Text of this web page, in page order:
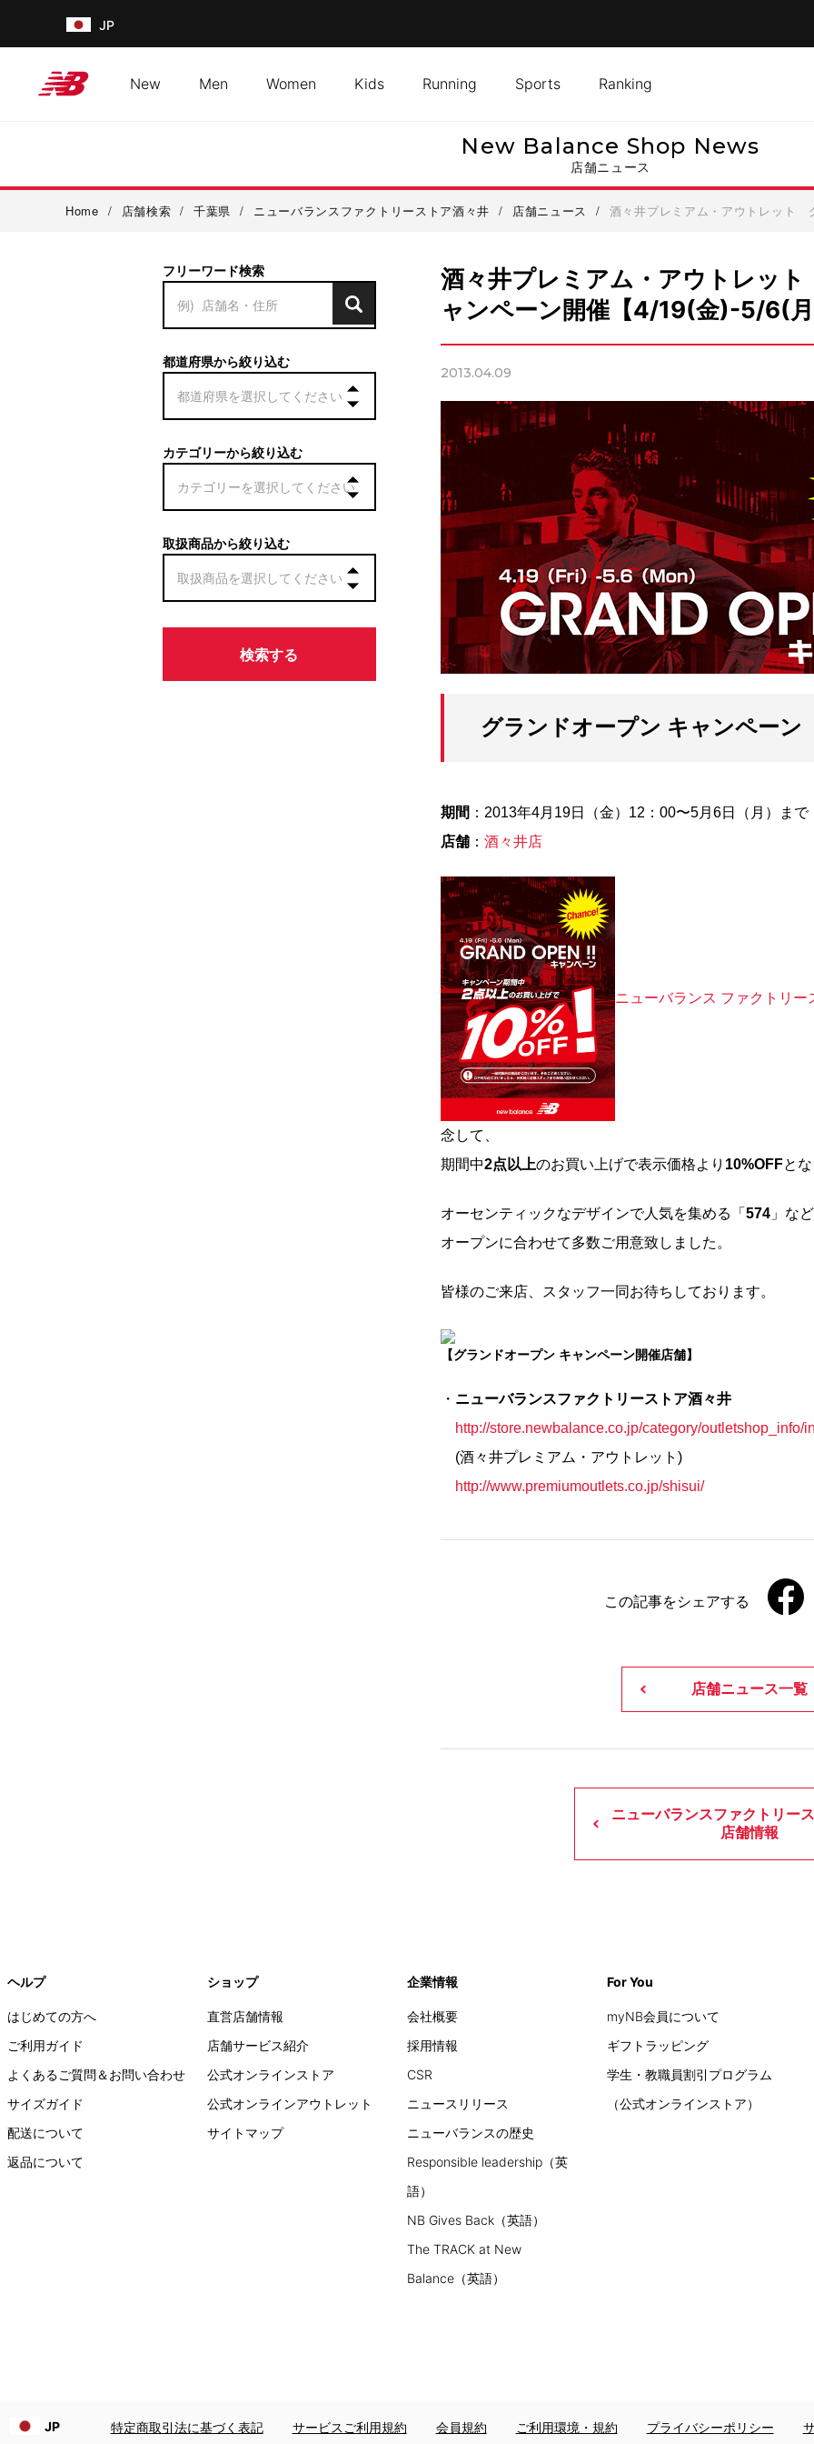
JP
New Men Women Kids Running Sports Ranking
New Balance Shop News
店舗ニュース
Home / 店舗検索 / 千葉県 / ニューバランスファクトリーストア酒々井 / 店舗ニュース / 酒々井プレミアム・アウトレット
酒々井プレミアム・アウトレッ
ャンペーン開催【4/19(金)-5/6(月
2013.04.09
グランドオープン キャンペーン
期間 ：2013年4月19日（金）12：00〜5月6日（月）まで
店舗 ： 酒々井店
ニューバランス ファクトリー
念して、
期間中2点以上のお買い上げで表示価格より 10%OFFと
オーセンティックなデザインで人気を集める「 574 」など
オープンに合わせて多数ご用意致しました。
皆様のご来店、スタッフ一同お待ちしております。
【グランドオープン キャンペーン開催店舗】
・ ニューバランスファクトリーストア酒々井
http://store.newbalance.co.jp/category/outletshop_info/
(酒々井プレミアム・アウトレット)
http://www.premiumoutlets.co.jp/shisui/
この記事をシェアする
店舗ニュース一覧
ニューバランスファクトリー
店舗情報
フリーワード検索
都道府県から絞り込む
カテゴリーから絞り込む
取扱商品から絞り込む
ヘルプ
はじめての方へ
ご利用ガイド
よくあるご質問＆お問い合わせ
サイズガイド
配送について
返品について
ショップ
直営店舗情報
店舗サービス紹介
公式オンラインストア
公式オンラインアウトレット
サイトマップ
企業情報
会社概要
採用情報
CSR
ニュースリリース
ニューバランスの歴史
Responsible leadership（英
語）
NB Gives Back（英語）
The TRACK at New
Balance（英語）
For You
myNB会員について
ギフトラッピング
学生・教職員割引プログラム
（公式オンラインストア）
JP 特定商取引法に基づく表記 サービスご利用規約 会員規約 ご利用環境・規約 プライバシーポリシー